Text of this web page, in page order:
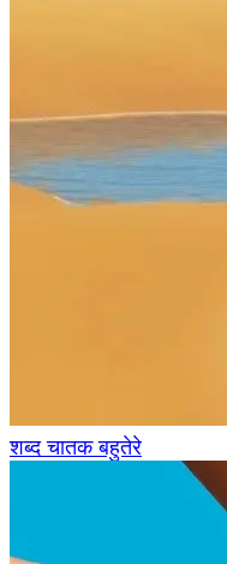
शब्द चातक बहुतेरे